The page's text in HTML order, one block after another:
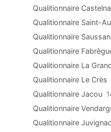
Qualitionnaire
Qualitionnaire Saint-
Qualitionnaire Saussan
Qualitionnaire
Qualitionnaire La
Qualitionnaire Le Crès
Qualitionnaire Jacou
Qualitionnaire
Qualitionnaire